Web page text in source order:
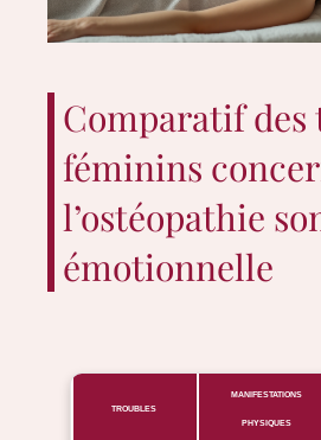
Comparatif des
féminins
l’ostéopathie
émotionnelle
TROUBLES
MANIFESTATIONS
PHYSIQUES